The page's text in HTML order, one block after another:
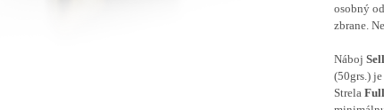
osobný
zbrane.
Náboj
(50grs.)
Strela